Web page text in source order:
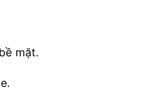
mặt.